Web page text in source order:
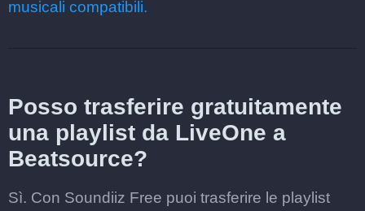
musicali compatibili.
Posso trasferire gratuitamente
una playlist da LiveOne a
Beatsource?
Sì. Con Soundiiz Free puoi trasferire le playlist